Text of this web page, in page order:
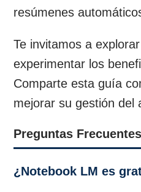
resúmenes
Te invitamos a
experimentar los
Comparte esta guía
mejorar su gestión del
Preguntas
¿Notebook LM es